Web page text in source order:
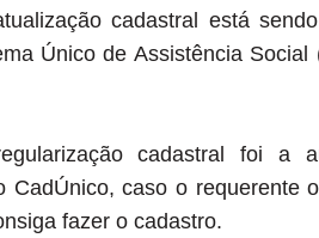
cadastral está
Único de Assistência Social
cadastral foi a
CadÚnico, caso o requerente
fazer o cadastro.